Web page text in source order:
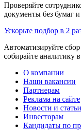
Проверяйте
документы без бумаг
Ускорьте подбор в 2
Автоматизируйте
собирайте аналитику
О компании
Наши вакансии
Партнерам
Реклама на сайте
Новости и статьи
Инвесторам
Кандидаты по